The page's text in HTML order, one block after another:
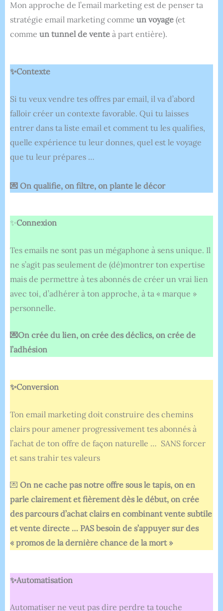
Mon approche de l’email marketing est de penser ta
stratégie email marketing comme un voyage (et
comme un tunnel de vente à part entière).
✨Contexte
Si tu veux vendre tes offres par email, il va d’abord
falloir créer un contexte favorable. Qui tu laisses
entrer dans ta liste email et comment tu les qualifies,
quelle expérience tu leur donnes, quel est le voyage
que tu leur prépares …
💌 On qualifie, on filtre, on plante le décor
✨Connexion
Tes emails ne sont pas un mégaphone à sens unique. Il
ne s’agit pas seulement de (dé)montrer ton expertise
mais de permettre à tes abonnés de créer un vrai lien
avec toi, d’adhérer à ton approche, à ta « marque »
personnelle.
💌On crée du lien, on crée des déclics, on crée de
l’adhésion
✨Conversion
Ton email marketing doit construire des chemins
clairs pour amener progressivement tes abonnés à
l’achat de ton offre de façon naturelle … SANS forcer
et sans trahir tes valeurs
💌 On ne cache pas notre offre sous le tapis, on en
parle clairement et fièrement dès le début, on crée
des parcours d’achat clairs en combinant vente subtile
et vente directe … PAS besoin de s’appuyer sur des
« promos de la dernière chance de la mort »
✨Automatisation
Automatiser ne veut pas dire perdre ta touche